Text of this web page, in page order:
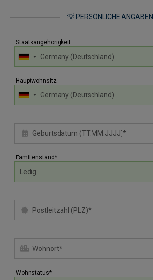
💡 PERSÖNLICHE ANGABEN
Staatsangehörigkeit
Hauptwohnsitz
Familienstand*
Wohnstatus*